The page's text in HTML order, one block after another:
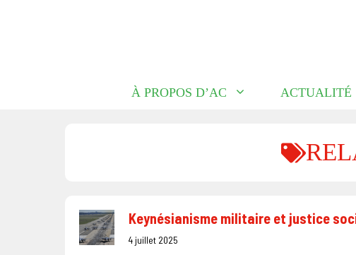
À PROPOS D’AC ACTUALITÉ
Keynésianisme militaire et justice
4 juillet 2025